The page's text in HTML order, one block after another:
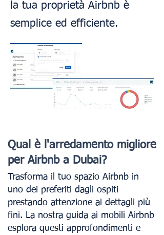
la tua proprietà Airbnb è
semplice ed efficiente.
Qual è l'arredamento migliore
per Airbnb a Dubai?
Trasforma il tuo spazio Airbnb in
uno dei preferiti dagli ospiti
prestando attenzione ai dettagli più
fini. La nostra guida ai mobili Airbnb
esplora questi approfondimenti e